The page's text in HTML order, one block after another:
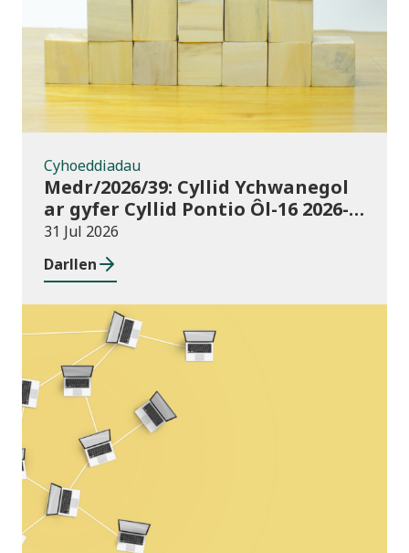
Cyhoeddiadau
Medr/2026/39: Cyllid Ychwanegol
ar gyfer Cyllid Pontio Ôl-16 2026-
27
31 Jul 2026
Darllen
Newyddion